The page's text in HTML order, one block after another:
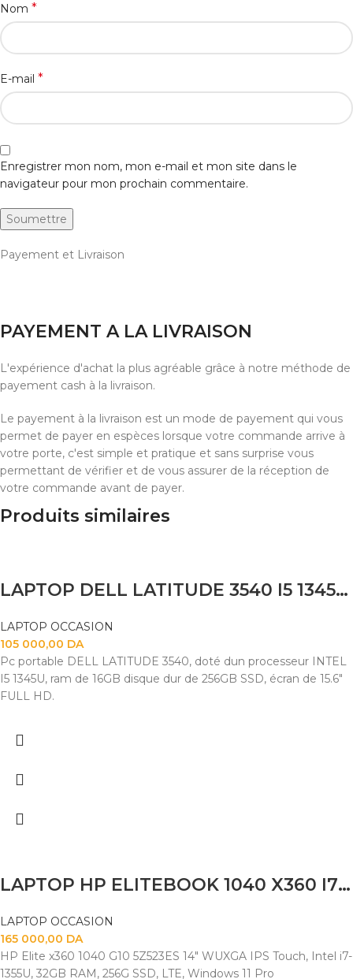
Nom *
E-mail *
Enregistrer mon nom, mon e-mail et mon site dans le
navigateur pour mon prochain commentaire.
Payement et Livraison
PAYEMENT A LA LIVRAISON
L'expérience d'achat la plus agréable grâce à notre méthode de
payement cash à la livraison.
Le payement à la livraison est un mode de payement qui vous
permet de payer en espèces lorsque votre commande arrive à
votre porte, c'est simple et pratique et sans surprise vous
permettant de vérifier et de vous assurer de la réception de
votre commande avant de payer.
Produits similaires
LAPTOP DELL LATITUDE 3540 I5 1345U 16GB 256 SSD 15.6 FHD
LAPTOP OCCASION
105 000,00 DA
Pc portable DELL LATITUDE 3540, doté dun processeur INTEL
I5 1345U, ram de 16GB disque dur de 256GB SSD, écran de 15.6"
FULL HD.
LAPTOP HP ELITEBOOK 1040 X360 I7 1355U 32GB 256SSD 14″TACTILE X360
LAPTOP OCCASION
165 000,00 DA
HP Elite x360 1040 G10 5Z523ES 14" WUXGA IPS Touch, Intel i7-
1355U, 32GB RAM, 256G SSD, LTE, Windows 11 Pro